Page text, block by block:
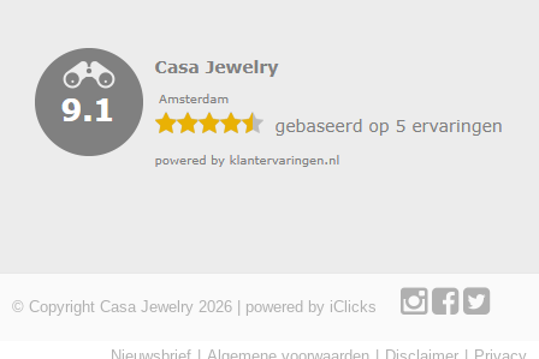
© Copyright Casa Jewelry 2026 | powered by iClicks